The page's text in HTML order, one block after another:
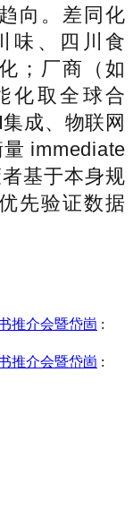
向。差同化
味、四川食
；厂商（如
化取全球合
成、物联网
immediate
基于本身规
先验证数据
推介会暨岱崮 :
推介会暨岱崮 :